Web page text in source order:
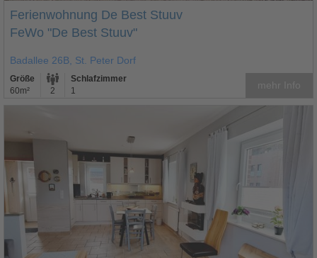
Ferienwohnung De Best Stuuv
FeWo "De Best Stuuv"
Badallee 26B, St. Peter Dorf
Größe
60m²
2
Schlafzimmer
1